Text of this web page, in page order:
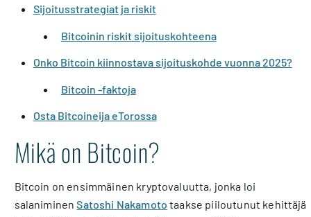
Sijoitusstrategiat ja riskit
Bitcoinin riskit sijoituskohteena
Onko Bitcoin kiinnostava sijoituskohde vuonna 2025?
Bitcoin -faktoja
Osta Bitcoineija eTorossa
Mikä on Bitcoin?
Bitcoin on ensimmäinen kryptovaluutta, jonka loi
salaniminenSatoshi Nakamoto taakse piiloutunut kehittäjä